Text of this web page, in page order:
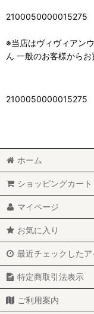
2100050000015275
※当店はヴィヴィアン
ん 一般のお客様からお
2100050000015275
ホーム
ショッピングカート
マイページ
お気に入り
最近チェックしたア
特定商取引法表示
ご利用案内